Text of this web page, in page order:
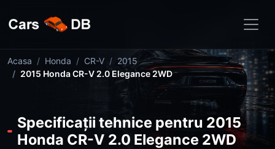
Acasa Honda CR-V
2015
2015 Honda CR-V 2.0 Elegance 2WD
Specificații tehnice pentru 2015
Honda CR-V 2.0 Elegance 2WD